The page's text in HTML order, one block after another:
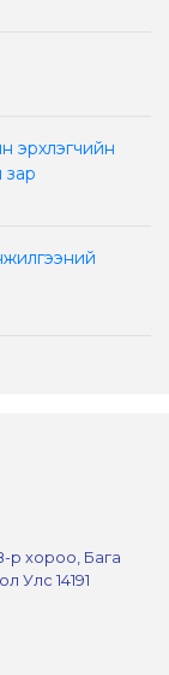
эрхлэгчийн
зар
р хороо, Бага
Улс 14191